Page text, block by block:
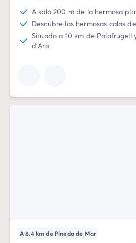
A solo 200 m de la hermosa
Descubre las hermosas calas
Situado a 10 km de Palafrugell
d'Aro
A 8.4 km de Pineda de Mar